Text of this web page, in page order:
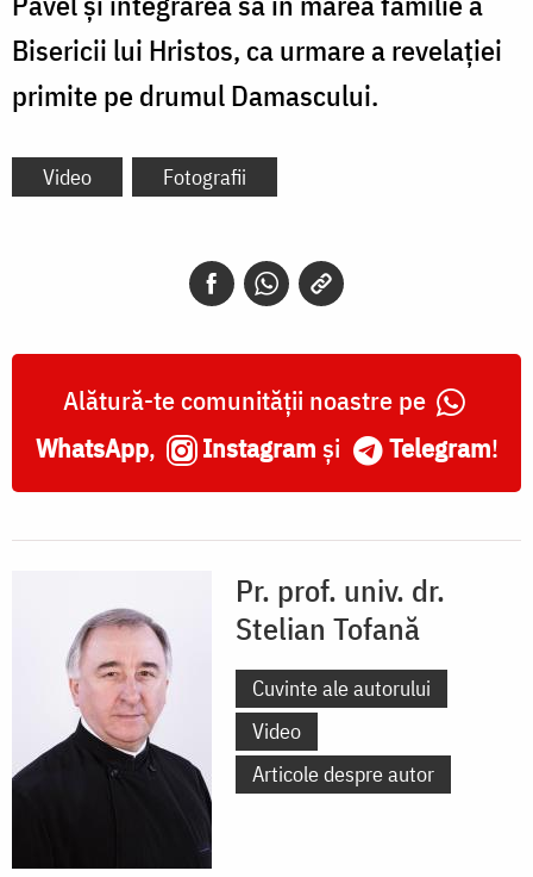
Bisericii lui Hristos, ca urmare a revelației
primite pe drumul Damascului.
Video Fotografii
Alătură-te comunității noastre pe
WhatsApp, Instagram și Telegram!
Pr. prof. univ. dr.
Stelian Tofană
Cuvinte ale autorului
Video
Articole despre autor